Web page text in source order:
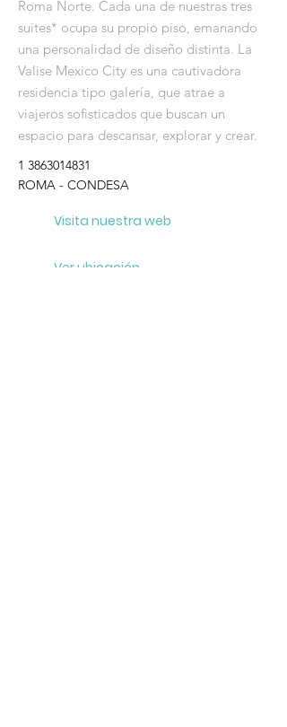
Roma Norte. Cada una de nuestras tres
suites* ocupa su propio piso, emanando
una personalidad de diseño distinta. La
Valise Mexico City es una cautivadora
residencia tipo galería, que atrae a
viajeros sofisticados que buscan un
espacio para descansar, explorar y crear.
1 3863014831
ROMA - CONDESA
Visita nuestra web
Ver ubicación